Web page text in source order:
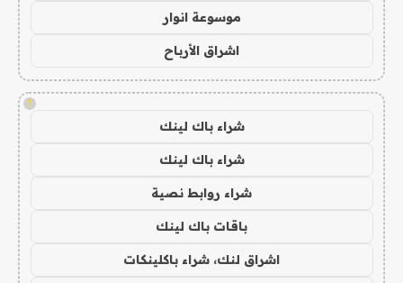
موسوعة انوار
اشراق الأرباح
!
شراء باك لينك
شراء باك لينك
شراء روابط نصية
باقات باك لينك
اشراق لنك، شراء باكلينكات